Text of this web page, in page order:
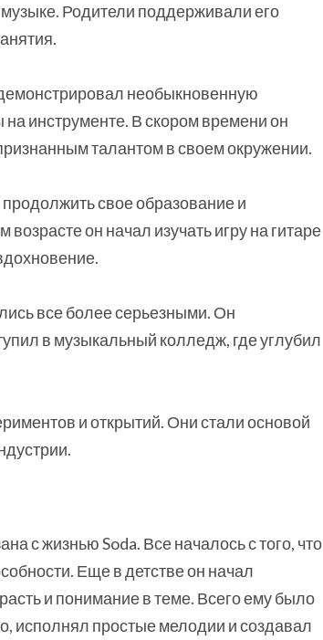
Родители поддерживали его
необыкновенную
инструменте. В скором времени он
талантом в своем окружении.
свое образование и
он начал изучать игру на гитаре
все более серьезными. Он
в музыкальный колледж, где углубил
и открытий. Они стали основой
с жизнью Soda. Все началось с того, что
Еще в детстве он начал
и понимание в теме. Всего ему было
исполнял простые мелодии и создавал